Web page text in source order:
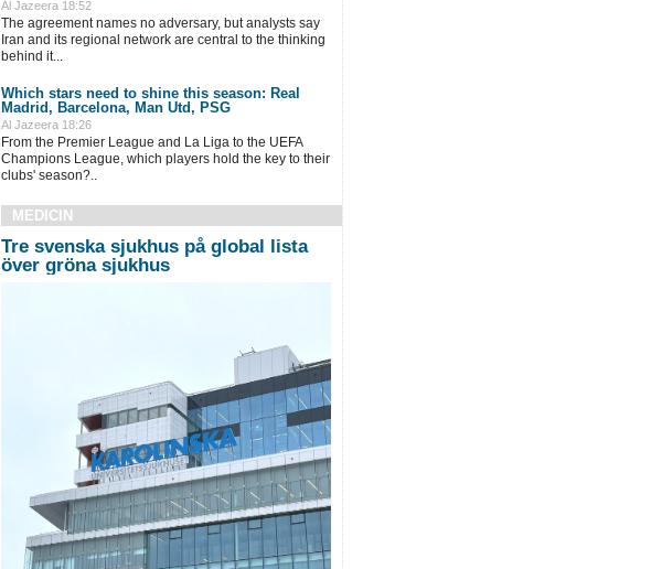
Al Jazeera 18:52
The agreement names no adversary, but analysts say
Iran and its regional network are central to the thinking
behind it...
Which stars need to shine this season: Real
Madrid, Barcelona, Man Utd, PSG
Al Jazeera 18:26
From the Premier League and La Liga to the UEFA
Champions League, which players hold the key to their
clubs' season?..
MEDICIN
Tre svenska sjukhus på global lista
över gröna sjukhus